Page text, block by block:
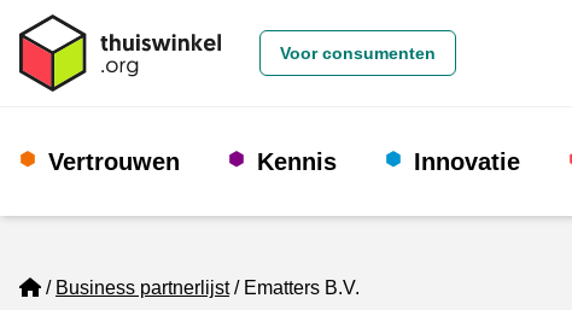
Voor consumenten
Vertrouwen Kennis Innovatie
Home
Business partnerlijst Ematters B.V.